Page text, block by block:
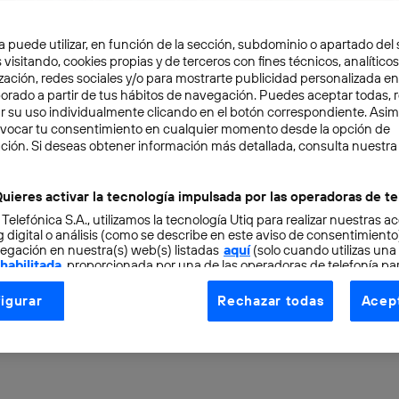
3 min
de techo solar
construida en
puede utilizar, en función de la sección, subdominio o apartado del
visitando, cookies propias y de terceros con fines técnicos,
redes sociales y/o para mostrarte publicidad personalizada
a partir de tus hábitos de navegación. Puedes aceptar todas,
su uso individualmente clicando en el botón correspondiente.
tu consentimiento en cualquier momento desde la opción de
Si deseas obtener información más detallada, consulta nuestra
activar la tecnología impulsada por las operadoras de
S.A., utilizamos la tecnología Utiq para realizar nuestras
digital o análisis (como se describe en este aviso de
en nuestra(s) web(s) listadas aquí(solo cuando utilizas una
, proporcionada por una de las operadoras de telefonía
consentimiento en cada página web).
Utiq está diseñada con la privacidad como prioridad
dirección IP y otra información de la cuenta de cliente de
Rechazar todas